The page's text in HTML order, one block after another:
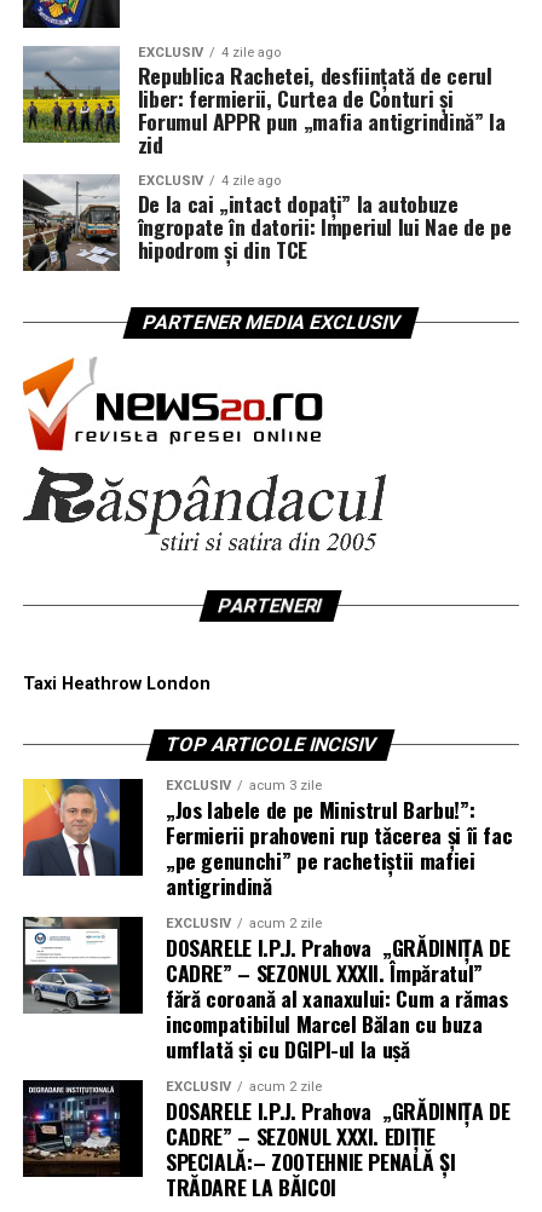
EXCLUSIV 4 zile ago
Republica Rachetei, desființată de cerul
liber: fermierii, Curtea de Conturi și
Forumul APPR pun „mafia antigrindină” la
zid
EXCLUSIV 4 zile ago
De la cai „intact dopați” la autobuze
îngropate în datorii: Imperiul lui Nae de pe
hipodrom și din TCE
PARTENER MEDIA EXCLUSIV
PARTENERI
Taxi Heathrow London
TOP ARTICOLE INCISIV
EXCLUSIV acum 3 zile
„Jos labele de pe Ministrul Barbu!”:
Fermierii prahoveni rup tăcerea și îi fac
„pe genunchi” pe rachetiștii mafiei
antigrindină
EXCLUSIV acum 2 zile
DOSARELE I.P.J. Prahova „GRĂDINIȚA DE
CADRE” – SEZONUL XXXII. Împăratul”
fără coroană al xanaxului: Cum a rămas
incompatibilul Marcel Bălan cu buza
umflată și cu DGIPI-ul la ușă
EXCLUSIV acum 2 zile
DOSARELE I.P.J. Prahova „GRĂDINIȚA DE
CADRE” – SEZONUL XXXI. EDIȚIE
SPECIALĂ:– ZOOTEHNIE PENALĂ ȘI
TRĂDARE LA BĂICOI